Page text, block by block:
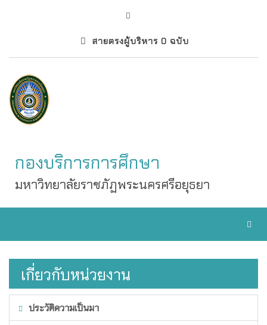
สายตรงผู้บริหาร 0 ฉบับ
กองบริการการศึกษา
มหาวิทยาลัยราชภัฏพระนครศรีอยุธยา
เกี่ยวกับหน่วยงาน
ประวัติความเป็นมา